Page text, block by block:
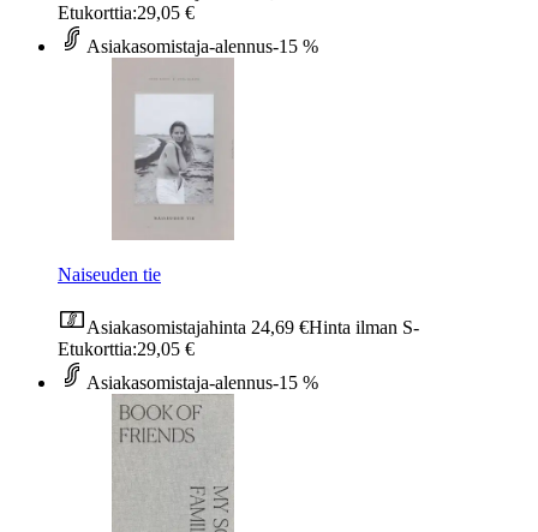
Etukorttia:29,05 €
Asiakasomistaja-alennus-15 %
Naiseuden tie
Asiakasomistajahinta 24,69 €Hinta ilman S-
Etukorttia:29,05 €
Asiakasomistaja-alennus-15 %